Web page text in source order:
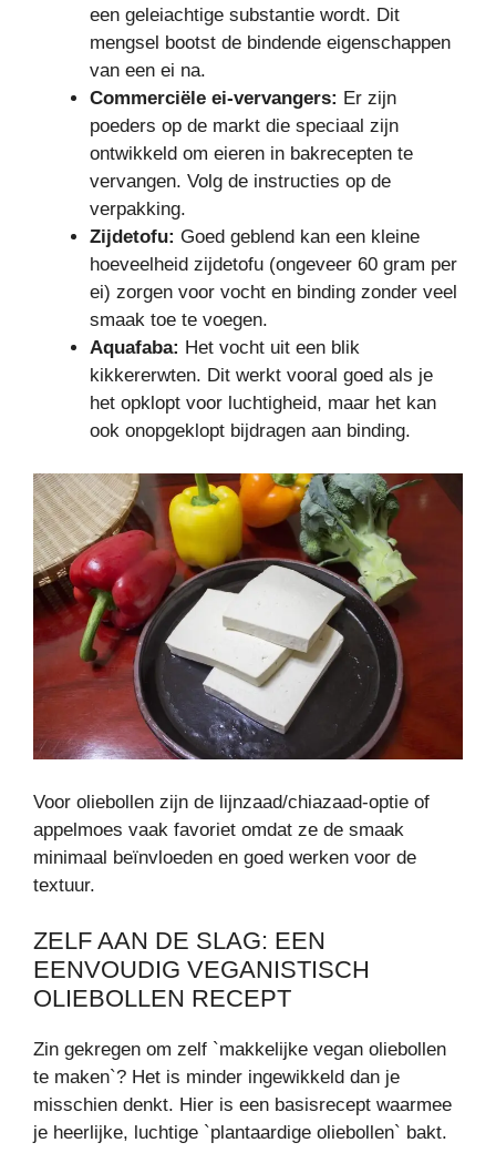
een geleiachtige substantie wordt. Dit
mengsel bootst de bindende eigenschappen
van een ei na.
Commerciële ei-vervangers: Er zijn
poeders op de markt die speciaal zijn
ontwikkeld om eieren in bakrecepten te
vervangen. Volg de instructies op de
verpakking.
Zijdetofu: Goed geblend kan een kleine
hoeveelheid zijdetofu (ongeveer 60 gram per
ei) zorgen voor vocht en binding zonder veel
smaak toe te voegen.
Aquafaba: Het vocht uit een blik
kikkererwten. Dit werkt vooral goed als je
het opklopt voor luchtigheid, maar het kan
ook onopgeklopt bijdragen aan binding.
Voor oliebollen zijn de lijnzaad/chiazaad-optie of
appelmoes vaak favoriet omdat ze de smaak
minimaal beïnvloeden en goed werken voor de
textuur.
ZELF AAN DE SLAG: EEN
EENVOUDIG VEGANISTISCH
OLIEBOLLEN RECEPT
Zin gekregen om zelf `makkelijke vegan oliebollen
te maken`? Het is minder ingewikkeld dan je
misschien denkt. Hier is een basisrecept waarmee
je heerlijke, luchtige `plantaardige oliebollen` bakt.